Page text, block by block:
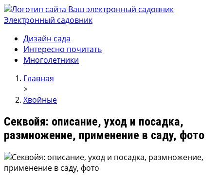
Электронный садовник
Ваш электронный садовник
Онлайн журнал для садовод и огродников.
Дизайн сада
Интересно почитать
Многолетники
Главная
>
Хвойные
Секвойя: описание, уход и посадка,
размножение, применение в саду, фото